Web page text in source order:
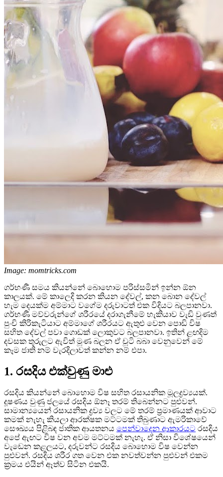
Image: momtricks.com
ගර්භණී සමය කියන්නේ බොහොම පරිස්සමින් ඉන්න ඕන
කාලයක්. මේ කාලෙදි කරන කියන දේවල්, කන බොන දේවල්
හැම දෙයක්ම අම්මාට වගේම දරුවාටත් එක විදියට බලපානවා.
ගර්භණී මව්වරුන්ගේ ශරීරයේ දරාගැනීමේ හැකියාව වැඩි වුණත්
පුංචි කිරිකැටියාට අම්මාගේ ශරීරයට ඇතුළු වෙන පොඩි විෂ
සහිත දේවල් පවා ගොඩක් ලොකුවට බලපානවා. ඉතින් ළඟදිම
දවසක තුරුලට ඇවිත් මූණ බලන ඒ චූටි බබා වෙනුවෙන් මේ
කෑම ජාති නම් වැරදිලාවත් කන්න නම් එපා.
1. රසදිය එක්වුණු මාළු
රසදිය කියන්නේ බොහොම විෂ සහිත රසායනික මූලද්‍රව්‍යයක්.
දූෂණය වුණු ජලයේ රසදිය ඕනෑ තරම් තිබෙන්නට පුළුවන්.
සාමාන්‍යයෙන් රසායනික ද්‍රව්‍ය වලට මේ තරම් ප්‍රමාණයක් ආවාට
කමක් නැහැ කියලා ආරක්ෂක මට්ටමක් තිබුණාට ඇමරිකාවේ
සෞඛ්‍යය පිළිබඳ ජාතික ආයතනය පෙන්වාදෙන ආකාරයට රසදිය
අපේ ඇඟට විෂ වන අවම මට්ටමක් නැහැ. ඒ නිසා විශේෂයෙන්
වැඩෙන කළලයට, දරුවන්ට රසදිය බොහොම විෂ වෙන්න
පුළුවන්. රසදිය ශරීර ගත වෙන එක නවත්වන්න පුළුවන් එකම
ක්‍රමය එයින් ඈත්ව සිටින එකයි.